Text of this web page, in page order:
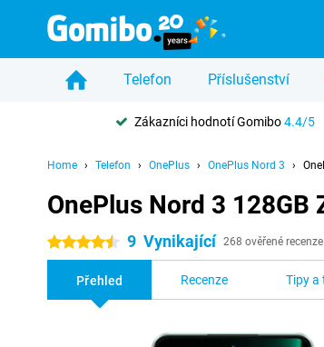
Telefon Příslušenství
Zákazníci hodnotí Gomibo4.4/5
Home Telefon OnePlus OnePlus Nord 3
OnePlus Nord 3 128GB
4.5 hvězdičky 9 Vynikající 268 ověřené recenze
Přehled Recenze Tipy a